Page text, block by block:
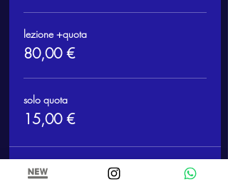
lezione +quota
80,00 €
solo quota
15,00 €